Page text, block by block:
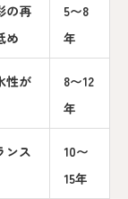
の再
め
5〜8
年
性が
8〜12
年
ンス
10〜
15年